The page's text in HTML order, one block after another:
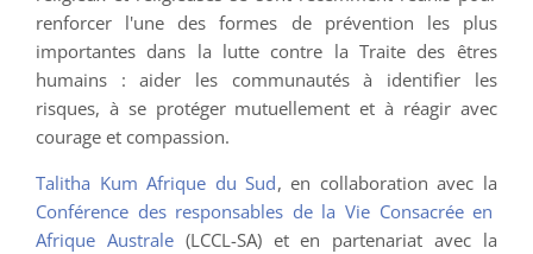
renforcer l'une des formes de prévention les plus
importantes dans la lutte contre la Traite des êtres
humains : aider les communautés à identifier les
risques, à se protéger mutuellement et à réagir avec
courage et compassion.
Talitha Kum Afrique du Sud, en collaboration avec la
Conférence des responsables de la Vie Consacrée en
Afrique Australe(LCCL-SA) et en partenariat avec la